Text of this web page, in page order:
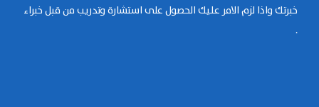
خبرتك واذا لزم الامر عليك الحصول على استشارة وتدريب من قبل خبراء
.